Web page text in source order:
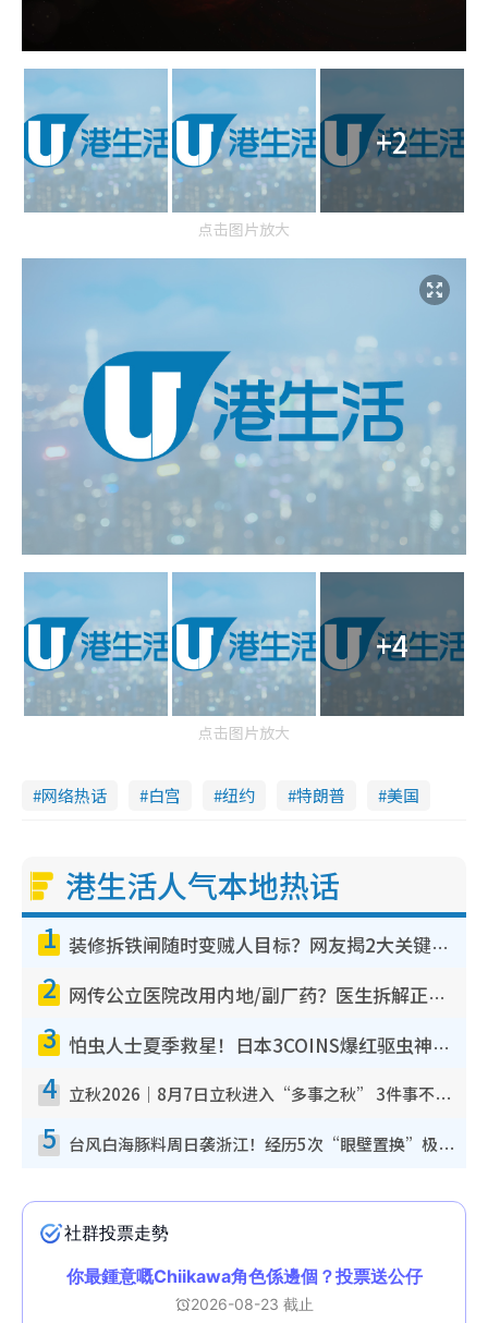
+2
点击图片放大
+4
点击图片放大
网络热话 白宫 纽约 特朗普 美国
港生活人气本地热话
1 装修拆铁闸随时变贼人目标？网友揭2大关键用途：装新款等于白装？附新旧铁闸分别
2 网传公立医院改用内地/副厂药？医生拆解正副厂分别，揭4类人换药随时出事
3 怕虫人士夏季救星！日本3COINS爆红驱虫神器$45起 1招“全程免触碰”轻松搞定小强
4 立秋2026｜8月7日立秋进入“多事之秋” 3件事不可做！专家教6招开运 清杂物／钱包纳气接好运
5 台风白海豚料周日袭浙江！经历5次“眼壁置换”极罕见 成登陆内地最长途台风